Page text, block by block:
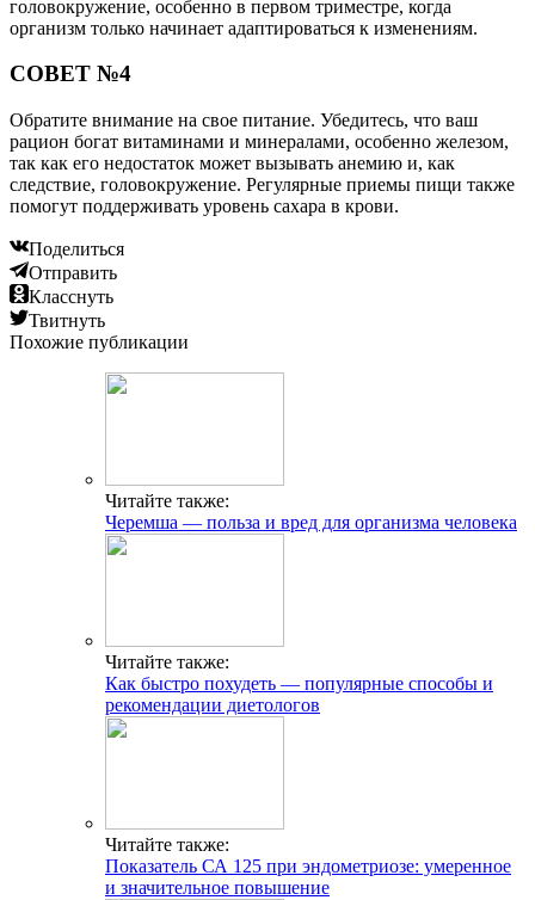
головокружение, особенно в первом триместре, когда
организм только начинает адаптироваться к изменениям.
СОВЕТ №4
Обратите внимание на свое питание. Убедитесь, что ваш
рацион богат витаминами и минералами, особенно железом,
так как его недостаток может вызывать анемию и, как
следствие, головокружение. Регулярные приемы пищи также
помогут поддерживать уровень сахара в крови.
Поделиться
Отправить
Класснуть
Твитнуть
Похожие публикации
Читайте также:
Черемша — польза и вред для организма человека
Читайте также:
Как быстро похудеть — популярные способы и
рекомендации диетологов
Читайте также:
Показатель СА 125 при эндометриозе: умеренное
и значительное повышение